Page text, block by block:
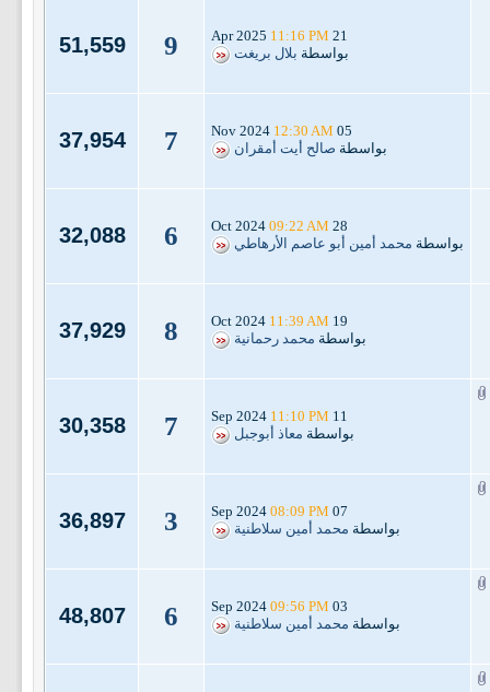
21 Apr 2025
11:16 PM
بواسطة بلال بريغت 9
51,559
05 Nov 2024
12:30 AM
بواسطة صالح أيت أمقران 7
37,954
28 Oct 2024
09:22 AM
بواسطة محمد أمين أبو عاصم الأرهاطي 6
32,088
19 Oct 2024
11:39 AM
بواسطة محمد رحمانية 8
37,929
11 Sep 2024
11:10 PM
بواسطة معاذ أبوجبل 7
30,358
07 Sep 2024
08:09 PM
بواسطة محمد أمين سلاطنية 3
36,897
03 Sep 2024
09:56 PM
بواسطة محمد أمين سلاطنية 6
48,807